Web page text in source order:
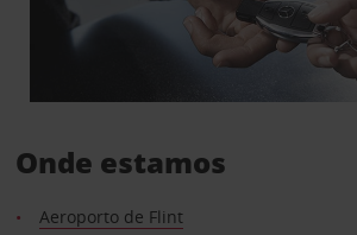
Onde estamos
Aeroporto de Flint